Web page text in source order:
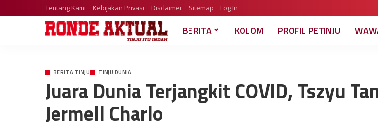
Tentang Kami Kebijakan Privasi Disclaimer Sitemap Log In
BERITA KOLOM PROFIL PETINJU
BERITA TINJU TINJU DUNIA
Juara Dunia Terjangkit COVID, Tszyu
Jermell Charlo